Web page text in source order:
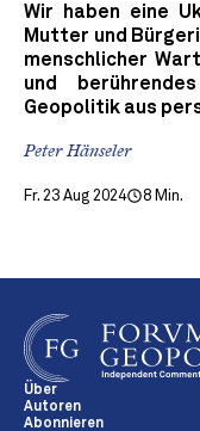
Wir haben eine
Mutter und
menschlicher
und
Geopolitik aus
Peter Hänseler
Fr. 23 Aug 2024 8 Min.
Über
Autoren
Abonnieren